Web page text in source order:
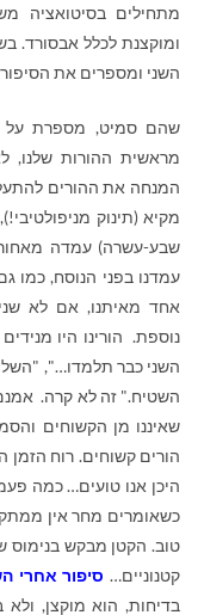
מתחילים בסיטואציה
ומוקצנת לכלל אבסורד.
השני ומספרים את
שהם סמיט, מספרת על
מראשית ההורות שלנו,
המנחה את ההורים
מקיא (תינוק
שבע-עשרה) עמדה
עמדנו בפני הנוסח, כמו
אחד מאיתנו, אם לא
נוספת. הורינו היו
השני כבר תלמדו…",
השטיח." זה לא קרה.
שאיננו מן הקשוחים
הורים קשוחים. רוח הזמן
היכן אנו טועים… כמה
כשאומרים מחר אין
טוב. הקטן מבקש בנימוס
קטנוניים… סיפור אחרי
בדיחות, הוא מוקצן,